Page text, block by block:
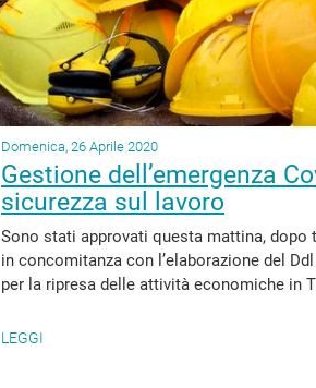
Domenica, 26 Aprile 2020
Gestione dell’emergenza
sicurezza sul lavoro
Sono stati approvati questa mattina,
in concomitanza con l’elaborazione del
per la ripresa delle attività economiche in
LEGGI